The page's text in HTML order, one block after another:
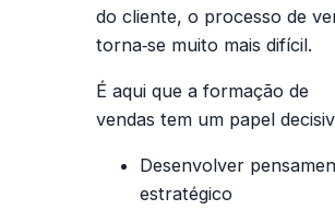
do cliente, o processo de
torna‑se muito mais difícil.
É aqui que a formação de
vendas tem um papel
Desenvolver
estratégico